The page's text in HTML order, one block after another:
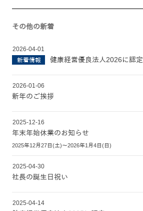
その他の新着
2026-04-01
新着情報 健康経営優良法人2026に認定
2026-01-06
新年のご挨拶
2025-12-16
年末年始休業のお知らせ
2025年12月27日(土)～2026年1月4日(日)
2025-04-30
社長の誕生日祝い
2025-04-14